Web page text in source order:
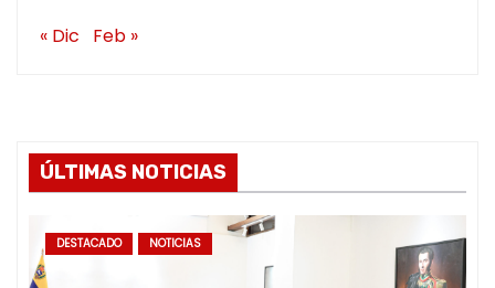
« Dic Feb »
ÚLTIMAS NOTICIAS
DESTACADO NOTICIAS